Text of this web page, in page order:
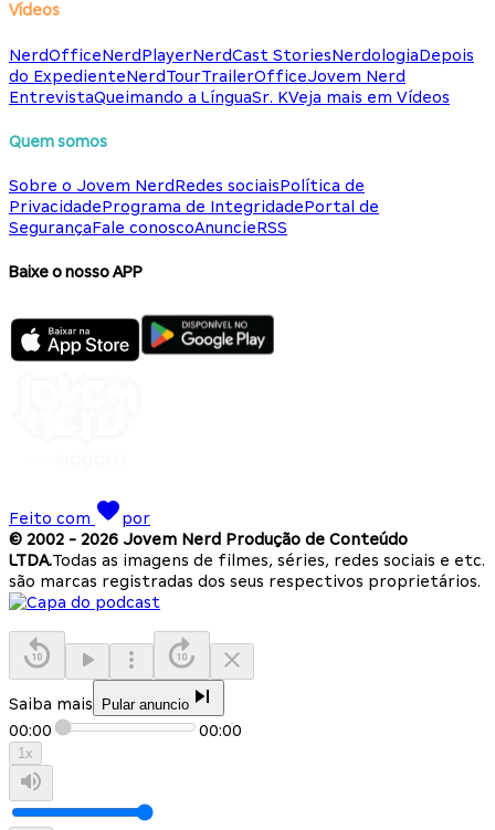
Vídeos
NerdOfficeNerdPlayerNerdCast StoriesNerdologiaDepois
do ExpedienteNerdTourTrailerOfficeJovem Nerd
EntrevistaQueimando a LínguaSr. KVeja mais em Vídeos
Quem somos
Sobre o Jovem NerdRedes sociaisPolítica de
PrivacidadePrograma de IntegridadePortal de
SegurançaFale conoscoAnuncieRSS
Baixe o nosso APP
Feito com
por
© 2002 - 2026 Jovem Nerd Produção de Conteúdo
LTDA.Todas as imagens de filmes, séries, redes sociais e etc.
são marcas registradas dos seus respectivos proprietários.
Saiba mais Pular anuncio
00:00 00:00
1x